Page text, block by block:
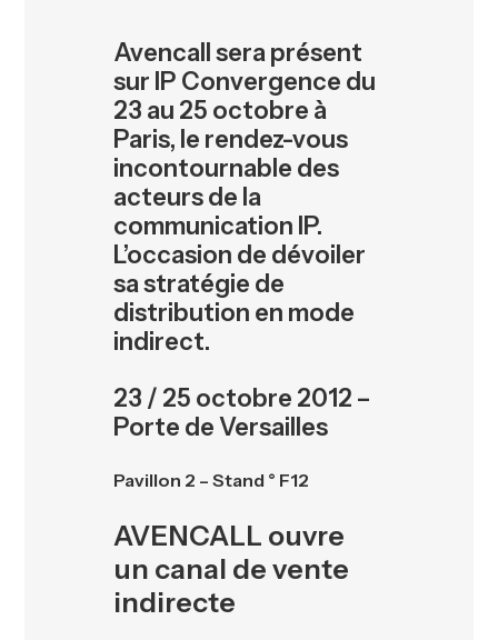
Avencall sera présent
sur IP Convergence du
23 au 25 octobre à
Paris, le rendez-vous
incontournable des
acteurs de la
communication IP.
L’occasion de dévoiler
sa stratégie de
distribution en mode
indirect.
23 / 25 octobre 2012 –
Porte de Versailles
Pavillon 2 – Stand ° F12
AVENCALL ouvre
un canal de vente
indirecte